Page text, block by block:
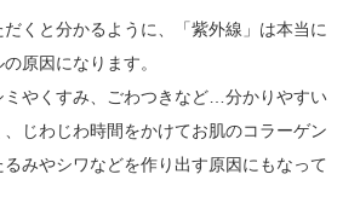
くと分かるように、「紫外線」は本当に
原因になります。
ミやくすみ、ごわつきなど…分かりやすい
じわじわ時間をかけてお肌のコラーゲン
みやシワなどを作り出す原因にもなって